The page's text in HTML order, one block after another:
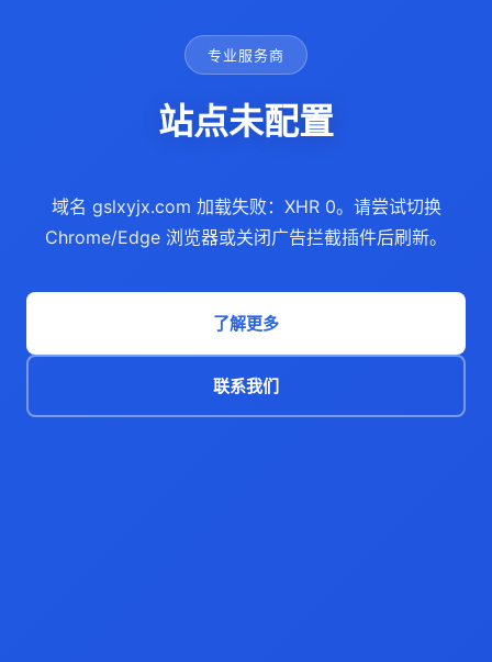
专业服务商
站点未配置
域名 gslxyjx.com 加载失败：XHR 0。请尝试切换
Chrome/Edge 浏览器或关闭广告拦截插件后刷新。
了解更多
联系我们